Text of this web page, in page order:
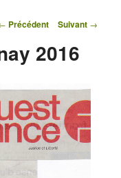
des articles
Précédent Suivant →
2016